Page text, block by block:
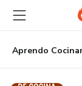
principal
página
de
página